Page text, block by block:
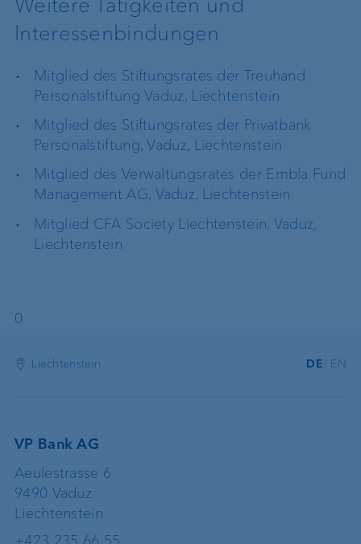
Weitere Tätigkeiten und
Interessenbindungen
Mitglied des Stiftungsrates der Treuhand
Personalstiftung Vaduz, Liechtenstein
Mitglied des Stiftungsrates der Privatbank
Personalstiftung, Vaduz, Liechtenstein
Mitglied des Verwaltungsrates der Embla Fund
Management AG, Vaduz, Liechtenstein
Mitglied CFA Society Liechtenstein, Vaduz,
Liechtenstein
0
Liechtenstein DE EN
VP Bank AG
Aeulestrasse 6
9490 Vaduz
Liechtenstein